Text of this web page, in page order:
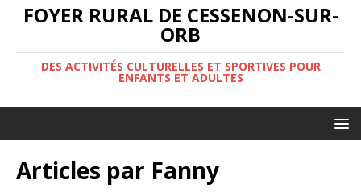
FOYER RURAL DE CESSENON-SUR-
ORB
DES ACTIVITÉS CULTURELLES ET SPORTIVES POUR
ENFANTS ET ADULTES
Articles par Fanny